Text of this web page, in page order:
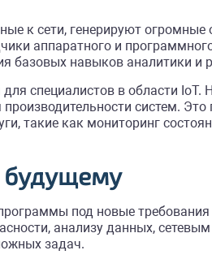
к сети, генерируют
аппаратного и
базовых навыков аналитики
специалистов в области IoT.
систем.
такие как мониторинг
будущему
под новые
анализу данных,
задач.